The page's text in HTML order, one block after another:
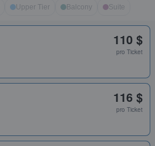
Upper Tier Balcony Suite
110 $
pro Ticket
116 $
pro Ticket